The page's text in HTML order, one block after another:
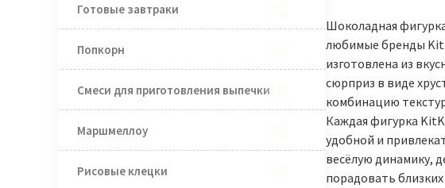
Готовые завтраки
Попкорн
Смеси для приготовления выпечки
Маршмеллоу
Рисовые клецки
Шоколадная
любимые бренды
изготовлена из
сюрприз в виде
комбинацию
Каждая фигурка
удобной и
весёлую динамику,
порадовать